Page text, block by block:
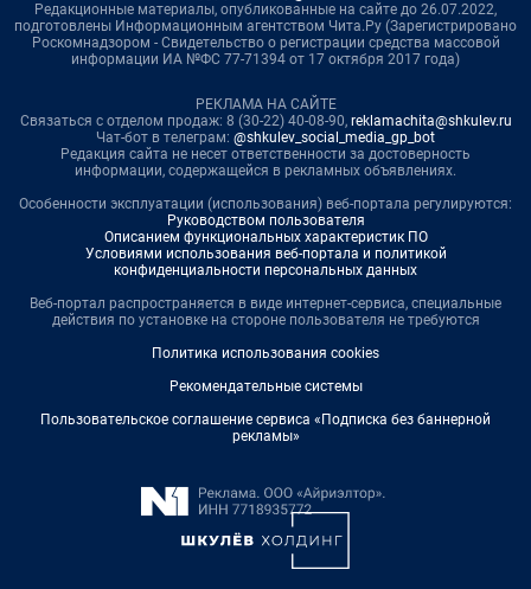
Редакционные материалы, опубликованные на сайте до 26.07.2022,
подготовлены Информационным агентством Чита.Ру (Зарегистрировано
Роскомнадзором - Свидетельство о регистрации средства массовой
информации ИА №ФС 77-71394 от 17 октября 2017 года)
РЕКЛАМА НА САЙТЕ
Связаться с отделом продаж: 8 (30-22) 40-08-90, reklamachita@shkulev.ru
Чат-бот в телеграм: @shkulev_social_media_gp_bot
Редакция сайта не несет ответственности за достоверность
информации, содержащейся в рекламных объявлениях.
Особенности эксплуатации (использования) веб-портала регулируются:
Руководством пользователя
Описанием функциональных характеристик ПО
Условиями использования веб-портала и политикой
конфиденциальности персональных данных
Веб-портал распространяется в виде интернет-сервиса, специальные
действия по установке на стороне пользователя не требуются
Политика использования cookies
Рекомендательные системы
Пользовательское соглашение сервиса «Подписка без баннерной
рекламы»